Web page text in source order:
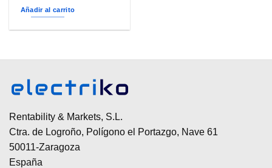
Añadir al carrito
Rentability & Markets, S.L.
Ctra. de Logroño, Polígono el Portazgo, Nave 61
50011-Zaragoza
España